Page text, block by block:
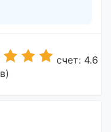
счет: 4.6